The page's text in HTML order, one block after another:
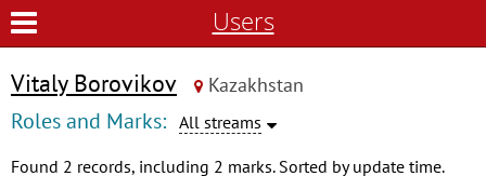
Users
Vitaly Borovikov Kazakhstan
Roles and Marks: All streams
Found 2 records, including 2 marks. Sorted by update time.